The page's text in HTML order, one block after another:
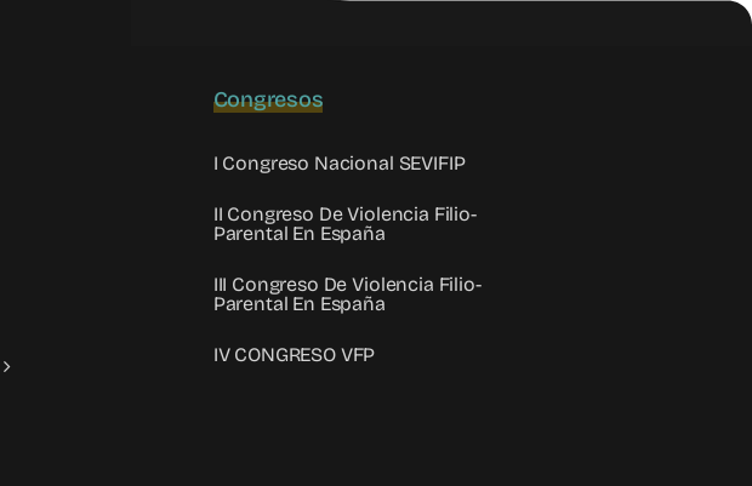
Congresos
I Congreso Nacional SEVIFIP
II Congreso De Violencia Filio-
Parental En España
III Congreso De Violencia Filio-
Parental En España
IV CONGRESO VFP